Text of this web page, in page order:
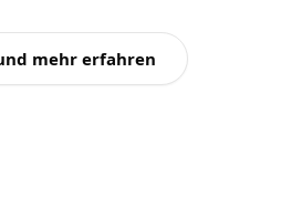
mehr erfahren